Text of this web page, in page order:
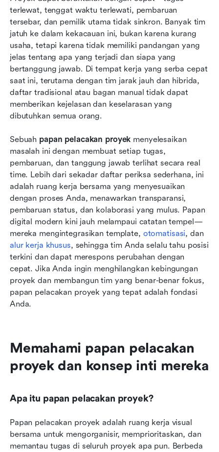
terlewat, tenggat waktu terlewati, pembaruan
tersebar, dan pemilik utama tidak sinkron. Banyak tim
jatuh ke dalam kekacauan ini, bukan karena kurang
usaha, tetapi karena tidak memiliki pandangan yang
jelas tentang apa yang terjadi dan siapa yang
bertanggung jawab. Di tempat kerja yang serba cepat
saat ini, terutama dengan tim jarak jauh dan hibrida,
daftar tradisional atau bagan manual tidak dapat
memberikan kejelasan dan keselarasan yang
dibutuhkan semua orang.
Sebuah papan pelacakan proyek menyelesaikan
masalah ini dengan membuat setiap tugas,
pembaruan, dan tanggung jawab terlihat secara real
time. Lebih dari sekadar daftar periksa sederhana, ini
adalah ruang kerja bersama yang menyesuaikan
dengan proses Anda, menawarkan transparansi,
pembaruan status, dan kolaborasi yang mulus. Papan
digital modern kini jauh melampaui catatan tempel—
mereka mengintegrasikan template, otomatisasi
alur kerja khusus, sehingga tim Anda selalu tahu posisi
terkini dan dapat merespons perubahan dengan
cepat. Jika Anda ingin menghilangkan kebingungan
proyek dan membangun tim yang benar-benar fokus,
papan pelacakan proyek yang tepat adalah fondasi
Anda.
Memahami papan pelacakan
proyek dan konsep inti mereka
Apa itu papan pelacakan proyek?
Papan pelacakan proyek adalah ruang kerja visual
bersama untuk mengorganisir, memprioritaskan, dan
memantau tugas di seluruh proyek apa pun. Berbeda
Mengapa Lark Base adalah pilihan cerdas untuk
papan pelacakan proyek Anda
Kesimpulan
FAQ
Bacaan terkait